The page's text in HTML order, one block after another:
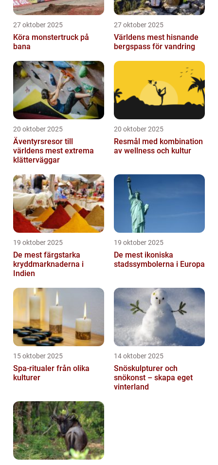
27 oktober 2025
Köra monstertruck på
bana
27 oktober 2025
Världens mest hisnande
bergspass för vandring
20 oktober 2025
Äventyrsresor till
världens mest extrema
klätterväggar
20 oktober 2025
Resmål med kombination
av wellness och kultur
19 oktober 2025
De mest färgstarka
kryddmarknaderna i
Indien
19 oktober 2025
De mest ikoniska
stadssymbolerna i Europa
15 oktober 2025
Spa-ritualer från olika
kulturer
14 oktober 2025
Snöskulpturer och
snökonst – skapa eget
vinterland